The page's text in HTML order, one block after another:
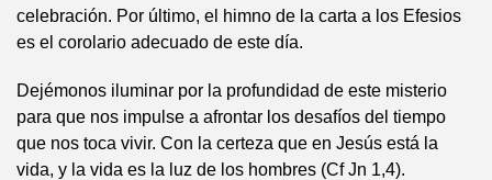
celebración. Por último, el himno de la carta a los Efesios
es el corolario adecuado de este día.
Dejémonos iluminar por la profundidad de este misterio
para que nos impulse a afrontar los desafíos del tiempo
que nos toca vivir. Con la certeza que en Jesús está la
vida, y la vida es la luz de los hombres (Cf Jn 1,4).